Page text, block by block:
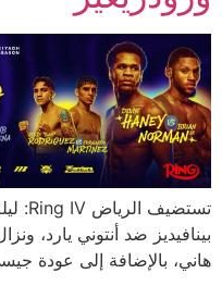
هاني، بالإضافة إلى عودة